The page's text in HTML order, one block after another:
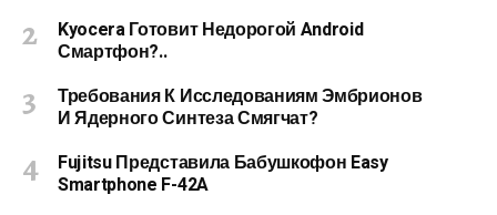
Kyocera Готовит Недорогой Android
Смартфон?..
Требования К Исследованиям Эмбрионов
И Ядерного Синтеза Смягчат?
Fujitsu Представила Бабушкофон Easy
Smartphone F-42A